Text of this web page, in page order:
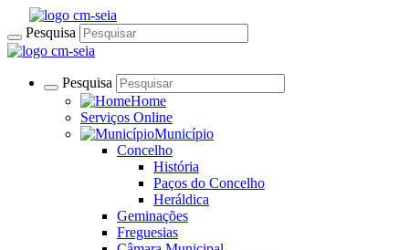
Pesquisa
Pesquisa
Home
Serviços Online
Município
Concelho
História
Paços do Concelho
Heráldica
Geminações
Freguesias